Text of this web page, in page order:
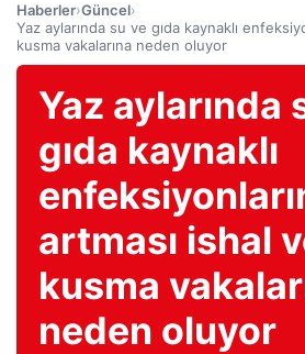
Haberler›Güncel›
Yaz aylarında su ve gıda kaynaklı
kusma vakalarına neden oluyor
Yaz aylarında
gıda kaynaklı
artması ishal
kusma
neden oluyor